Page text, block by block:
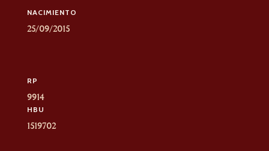
NACIMIENTO
25/09/2015
RP
9914
HBU
1519702